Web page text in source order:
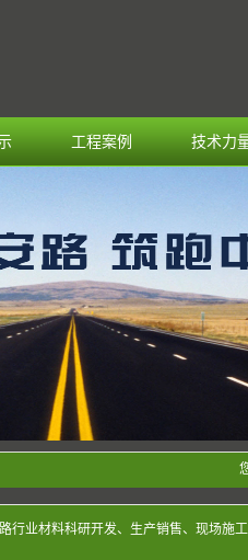
工程案例 技术力
行业材料科研开发、生产销售、现场施